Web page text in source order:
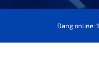
Đang online: 1